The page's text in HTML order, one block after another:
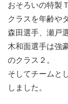
おそろいの特製
クラスを年齢や
森田選手、瀬戸
木和面選手は強
のクラス２。
そしてチームと
しました。